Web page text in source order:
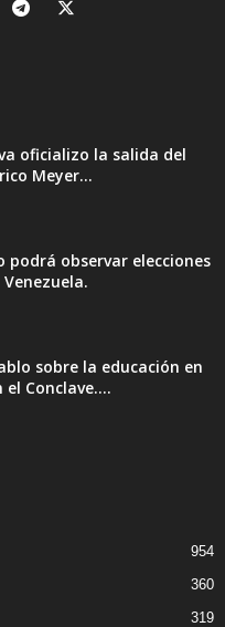
oficializo la salida del
Meyer...
podrá observar elecciones
sobre la educación en
Conclave....
954
360
319